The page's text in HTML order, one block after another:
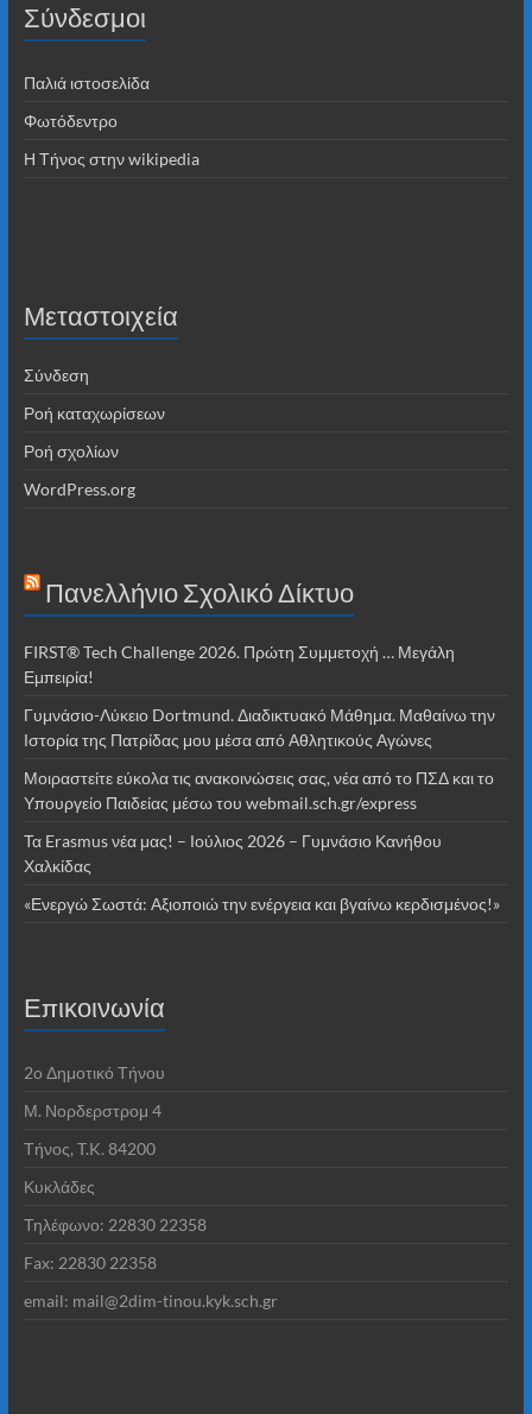
Σύνδεσμοι
Παλιά ιστοσελίδα
Φωτόδεντρο
Η Τήνος στην wikipedia
Μεταστοιχεία
Σύνδεση
Ροή καταχωρίσεων
Ροή σχολίων
WordPress.org
Πανελλήνιο Σχολικό Δίκτυο
FIRST® Tech Challenge 2026. Πρώτη Συμμετοχή … Μεγάλη
Εμπειρία!
Γυμνάσιο-Λύκειο Dortmund. Διαδικτυακό Μάθημα. Μαθαίνω την
Ιστορία της Πατρίδας μου μέσα από Αθλητικούς Αγώνες
Μοιραστείτε εύκολα τις ανακοινώσεις σας, νέα από το ΠΣΔ και το
Υπουργείο Παιδείας μέσω του webmail.sch.gr/express
Τα Erasmus νέα μας! – Ιούλιος 2026 – Γυμνάσιο Κανήθου
Χαλκίδας
«Ενεργώ Σωστά: Αξιοποιώ την ενέργεια και βγαίνω κερδισμένος!»
Επικοινωνία
2o Δημοτικό Τήνου
Μ. Νορδερστρομ 4
Τήνος, T.K. 84200
Κυκλάδες
Τηλέφωνο: 22830 22358
Fax: 22830 22358
email: mail@2dim-tinou.kyk.sch.gr